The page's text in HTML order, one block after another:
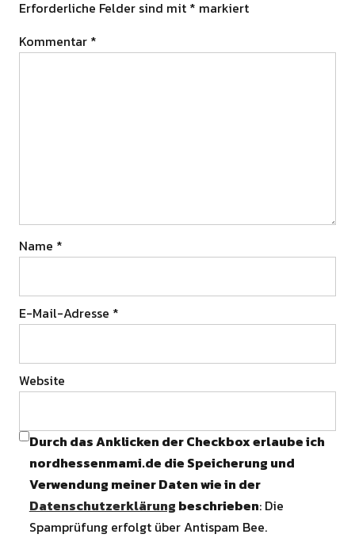
Erforderliche Felder sind mit * markiert
Kommentar *
Name *
E-Mail-Adresse *
Website
Durch das Anklicken der Checkbox erlaube ich
nordhessenmami.de die Speicherung und
Verwendung meiner Daten wie in der
Datenschutzerklärung beschrieben: Die
Spamprüfung erfolgt über Antispam Bee.